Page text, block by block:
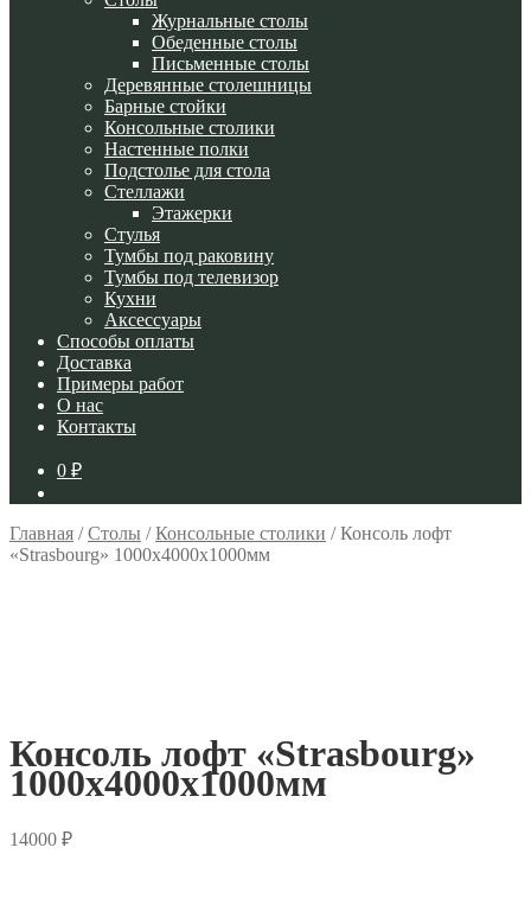
Журнальные столы
Обеденные столы
Письменные столы
Деревянные столешницы
Барные стойки
Консольные столики
Настенные полки
Подстолье для стола
Стеллажи
Этажерки
Стулья
Тумбы под раковину
Тумбы под телевизор
Кухни
Аксессуары
Способы оплаты
Доставка
Примеры работ
О нас
Контакты
0 ₽
Главная /Cтолы /Консольные столики /Консоль лофт
«Strasbourg» 1000x4000x1000мм
Консоль лофт «Strasbourg»
1000x4000x1000мм
14000 ₽